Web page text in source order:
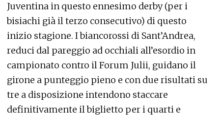
Juventina in questo ennesimo derby (per i
bisiachi già il terzo consecutivo) di questo
inizio stagione. I biancorossi di Sant’Andrea,
reduci dal pareggio ad occhiali all’esordio in
campionato contro il Forum Julii, guidano il
girone a punteggio pieno e con due risultati su
tre a disposizione intendono staccare
definitivamente il biglietto per i quarti e